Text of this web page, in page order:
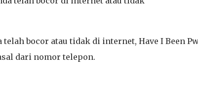
bocor atau tidak di internet, Have I Been
dari nomor telepon.